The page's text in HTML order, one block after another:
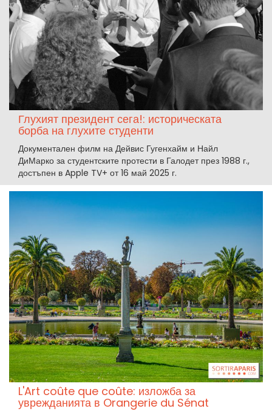
Глухият президент сега!: историческата
борба на глухите студенти
Документален филм на Дейвис Гугенхайм и Найл
ДиМарко за студентските протести в Галодет през 1988 г.,
достъпен в Apple TV+ от 16 май 2025 г.
L'Art coûte que coûte: изложба за
уврежданията в Orangerie du Sénat